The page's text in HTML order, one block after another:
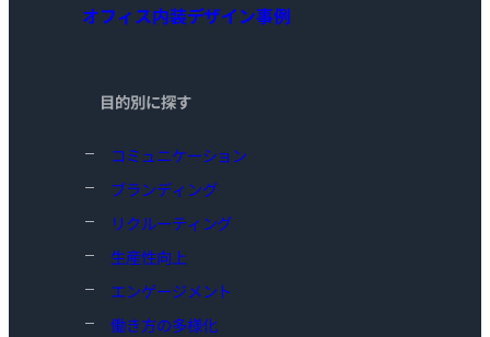
オフィス内装デザイン事例
目的別に探す
コミュニケーション
ブランディング
リクルーティング
生産性向上
エンゲージメント
働き方の多様化